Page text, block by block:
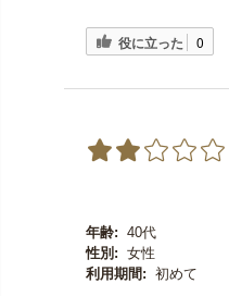
役に立った 0
年齢: 40代
性別: 女性
利用期間: 初めて